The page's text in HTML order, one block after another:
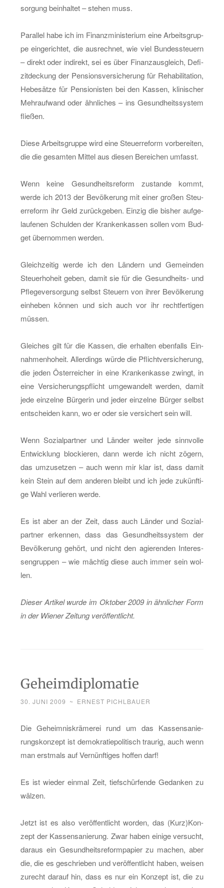
sor­gung be­inhal­tet – ste­hen muss.
Par­al­lel habe ich im Fi­nanz­mi­nis­te­ri­um eine Ar­beits­grup­
pe ein­ge­rich­tet, die aus­rech­net, wie viel Bun­des­steu­ern
– di­rekt oder in­di­rekt, sei es über Fi­nanz­aus­gleich, De­fi­
zit­de­ckung der Pen­si­ons­ver­si­che­rung für Re­ha­bi­li­ta­ti­on,
He­be­sät­ze für Pen­sio­nis­ten bei den Kas­sen, kli­ni­scher
Mehr­auf­wand oder ähn­li­ches – ins Ge­sund­heits­sys­tem
flie­ßen.
Diese Ar­beits­grup­pe wird eine Steu­er­re­form vor­be­rei­ten,
die die ge­sam­ten Mit­tel aus die­sen Be­rei­chen um­fasst.
Wenn keine Ge­sund­heits­re­form zu­stan­de kommt,
werde ich 2013 der Be­völ­ke­rung mit einer gro­ßen Steu­
er­re­form ihr Geld zu­rück­ge­ben. Ein­zig die bis­her auf­ge­
lau­fe­nen Schul­den der Kran­ken­kas­sen sol­len vom Bud­
get über­nom­men wer­den.
Gleich­zei­tig werde ich den Län­dern und Ge­mein­den
Steu­er­ho­heit geben, damit sie für die Ge­sund­heits- und
Pfle­ge­ver­sor­gung selbst Steu­ern von ihrer Be­völ­ke­rung
ein­he­ben kön­nen und sich auch vor ihr recht­fer­ti­gen
müs­sen.
Glei­ches gilt für die Kas­sen, die er­hal­ten eben­falls Ein­
nah­men­ho­heit. Al­ler­dings würde die Pflicht­ver­si­che­rung,
die jeden Ös­ter­rei­cher in eine Kran­ken­kas­se zwingt, in
eine Ver­si­che­rungs­pflicht um­ge­wan­delt wer­den, damit
jede ein­zel­ne Bür­ge­rin und jeder ein­zel­ne Bür­ger selbst
ent­schei­den kann, wo er oder sie ver­si­chert sein will.
Wenn So­zi­al­part­ner und Län­der wei­ter jede sinn­vol­le
Ent­wick­lung blo­ckie­ren, dann werde ich nicht zö­gern,
das um­zu­set­zen – auch wenn mir klar ist, dass damit
kein Stein auf dem an­de­ren bleibt und ich jede zu­künf­ti­
ge Wahl ver­lie­ren werde.
Es ist aber an der Zeit, dass auch Län­der und So­zi­al­
part­ner er­ken­nen, dass das Ge­sund­heits­sys­tem der
Be­völ­ke­rung ge­hört, und nicht den agie­ren­den In­ter­es­
sen­grup­pen – wie mäch­tig diese auch immer sein wol­
len.
Die­ser Ar­ti­kel wurde im Ok­to­ber 2009 in ähn­li­cher Form
in der Wie­ner Zei­tung ver­öf­fent­licht.
Geheimdiplomatie
30. JUNI 2009 ~ ERNEST PICHLBAUER
Die Ge­heim­nis­krä­me­rei rund um das Kas­sen­sa­nie­
rungs­kon­zept ist de­mo­kra­tie­po­li­tisch trau­rig, auch wenn
man erst­mals auf Ver­nünf­ti­ges hof­fen darf!
Es ist wie­der ein­mal Zeit, tief­schür­fen­de Ge­dan­ken zu
wäl­zen.
Jetzt ist es also ver­öf­fent­licht wor­den, das (Kurz)Kon­
zept der Kas­sen­sa­nie­rung. Zwar haben ei­ni­ge ver­sucht,
dar­aus ein Ge­sund­heits­re­form­pa­pier zu ma­chen, aber
die, die es ge­schrie­ben und ver­öf­fent­licht haben, wei­sen
zu­recht dar­auf hin, dass es nur ein Kon­zept ist, die zu